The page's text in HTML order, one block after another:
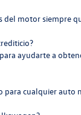
del motor siempre
ayudarte a
para cualquier